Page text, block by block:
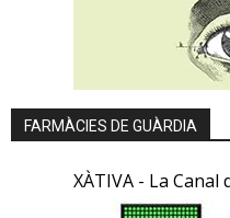
FARMÀCIES DE GUÀRDIA
XÀTIVA - La Canal